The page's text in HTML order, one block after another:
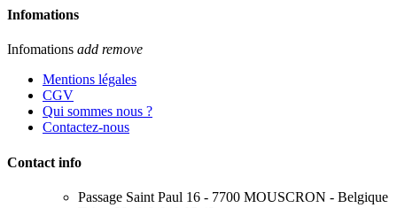
Infomations
Infomations add remove
Mentions légales
CGV
Qui sommes nous ?
Contactez-nous
Contact info
Passage Saint Paul 16 - 7700 MOUSCRON - Belgique